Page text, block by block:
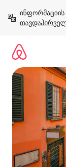
გადასვლა
თავდაპირველ